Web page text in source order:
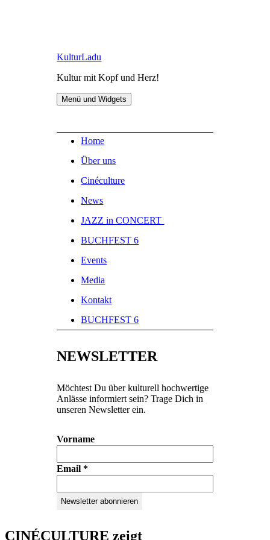
KulturLadu
Kultur mit Kopf und Herz!
Menü und Widgets
Home
Über uns
Cinéculture
News
JAZZ in CONCERT
BUCHFEST 6
Events
Media
Kontakt
BUCHFEST 6
NEWSLETTER
Möchtest Du über kulturell hochwertige
Anlässe informiert sein? Trage Dich in
unseren Newsletter ein.
Vorname
Email*
CINÉCULTURE zeigt